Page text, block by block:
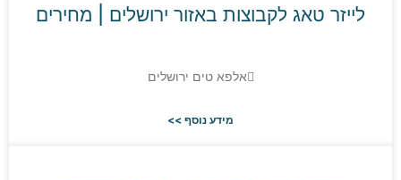
טאג לקבוצות באזור ירושלים | מחירים
אלפא טים ירושלים
מידע נוסף >>